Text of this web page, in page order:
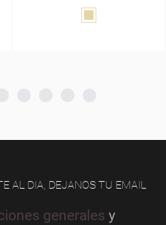
AL DIA, DEJANOS TU EMAIL
generales y